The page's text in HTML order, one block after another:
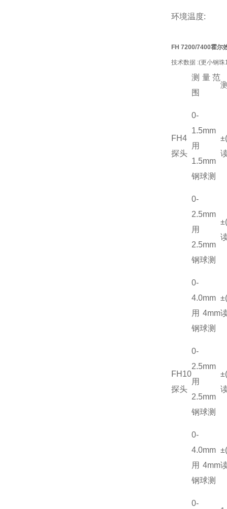
环境温度:
FH 7200/7400霍尔
技术数据 :(更小钢
测量范
围
FH4
探头
0-
1.5mm
用
1.5mm
钢球测
0-
2.5mm
用
2.5mm
钢球测
0-
4.0mm
用4mm
钢球测
FH10
探头
0-
2.5mm
用
2.5mm
钢球测
0-
4.0mm
用4mm
钢球测
0-